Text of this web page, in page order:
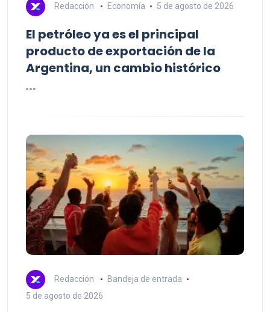
Redacción Economía 5 de agosto de 2026
El petróleo ya es el principal
producto de exportación de la
Argentina, un cambio histórico
Redacción
Bandeja de entrada
5 de agosto de 2026